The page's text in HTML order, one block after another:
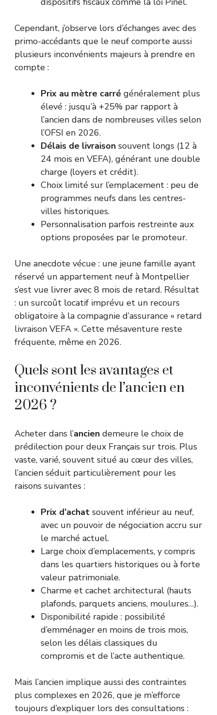
Cependant, j’observe lors d’échanges avec des
primo-accédants que le neuf comporte aussi
plusieurs inconvénients majeurs à prendre en
compte :
Prix au mètre carré généralement plus
élevé : jusqu’à +25% par rapport à
l’ancien dans de nombreuses villes selon
l’OFSI en 2026.
Délais de livraison souvent longs (12 à
24 mois en VEFA), générant une double
charge (loyers et crédit).
Choix limité sur l’emplacement : peu de
programmes neufs dans les centres-
villes historiques.
Personnalisation parfois restreinte aux
options proposées par le promoteur.
Une anecdote vécue : une jeune famille ayant
réservé un appartement neuf à Montpellier
s’est vue livrer avec 8 mois de retard. Résultat
: un surcoût locatif imprévu et un recours
obligatoire à la compagnie d’assurance « retard
livraison VEFA ». Cette mésaventure reste
fréquente, même en 2026.
Quels sont les avantages et
inconvénients de l’ancien en
2026 ?
Acheter dans l’ancien demeure le choix de
prédilection pour deux Français sur trois. Plus
vaste, varié, souvent situé au cœur des villes,
l’ancien séduit particulièrement pour les
raisons suivantes :
Prix d’achat souvent inférieur au neuf,
avec un pouvoir de négociation accru sur
le marché actuel.
Large choix d’emplacements, y compris
dans les quartiers historiques ou à forte
valeur patrimoniale.
Charme et cachet architectural (hauts
plafonds, parquets anciens, moulures…).
Disponibilité rapide : possibilité
d’emménager en moins de trois mois,
selon les délais classiques du
compromis et de l’acte authentique.
Mais l’ancien implique aussi des contraintes
plus complexes en 2026, que je m’efforce
toujours d’expliquer lors des consultations :